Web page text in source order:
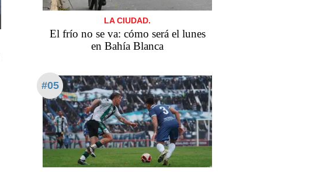
LA CIUDAD.
El frío no se va: cómo será el lunes
en Bahía Blanca
#05